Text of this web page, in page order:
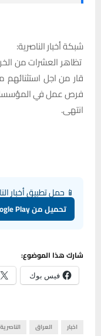
شبكة أخبار الناصرية:
تظاهر العشرات من
فرص عمل في
انتهى.‏
📱 حمل تطبيق أخبار
تحميل من Google Play
شارك هذا الموضوع:
فيس بوك
اخبار العراق الناصرية